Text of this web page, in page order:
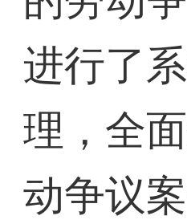
进行了
理，全
动争议